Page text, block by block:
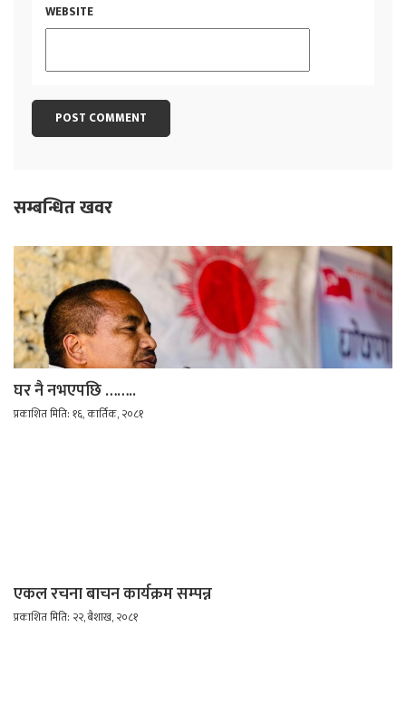
WEBSITE
सम्बन्धित खवर
घर नै नभएपछि ……..
प्रकाशित मिति: १६, कार्तिक, २०८१
एकल रचना बाचन कार्यक्रम सम्पन्न
प्रकाशित मिति: २२, बैशाख, २०८१